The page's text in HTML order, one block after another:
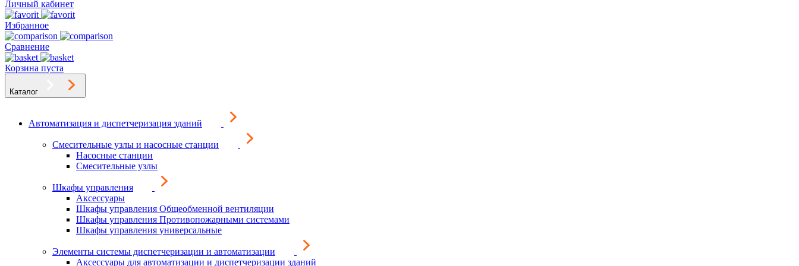
Личный кабинет
Избранное
Сравнение
Корзина пуста
Каталог
Автоматизация и диспетчеризация зданий
Смесительные узлы и насосные станции
Насосные станции
Смесительные узлы
Шкафы управления
Аксессуары
Шкафы управления Общеобменной вентиляции
Шкафы управления Противопожарными системами
Шкафы управления универсальные
Элементы системы диспетчеризации и автоматизации
Аксессуары для автоматизации и диспетчеризации зданий